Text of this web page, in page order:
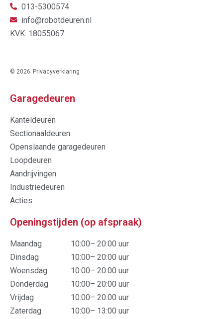
013-5300574
info@robotdeuren.nl
KVK: 18055067
© 2026 Privacyverklaring
Garagedeuren
Kanteldeuren
Sectionaaldeuren
Openslaande garagedeuren
Loopdeuren
Aandrijvingen
Industriedeuren
Acties
Openingstijden (op afspraak)
Maandag
Dinsdag
Woensdag
Donderdag
Vrijdag
Zaterdag
10:00– 20:00 uur
10:00– 20:00 uur
10:00– 20:00 uur
10:00– 20:00 uur
10:00– 20:00 uur
10:00– 13:00 uur